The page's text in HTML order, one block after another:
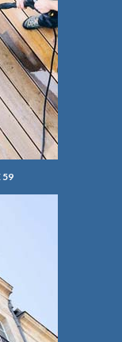
59